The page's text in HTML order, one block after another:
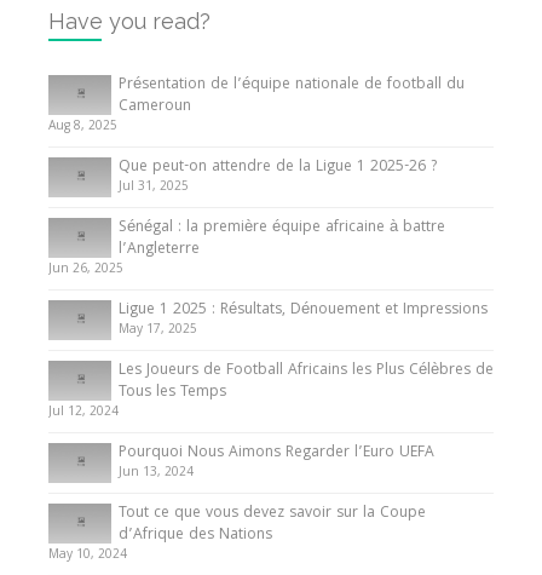
Internationales
Tout ce que vous devez savoir sur la Coupe
d’Afrique des Nations
10 May 2024
Internationales
Présentation de l’équipe nationale de football
du Cameroun
8 August 2025
Have you read?
Présentation de l’équipe nationale de football du
Cameroun
Aug 8, 2025
Que peut-on attendre de la Ligue 1 2025-26 ?
Jul 31, 2025
Sénégal : la première équipe africaine à battre
l’Angleterre
Jun 26, 2025
Ligue 1 2025 : Résultats, Dénouement et Impressions
May 17, 2025
Les Joueurs de Football Africains les Plus Célèbres de
Tous les Temps
Jul 12, 2024
Pourquoi Nous Aimons Regarder l’Euro UEFA
Jun 13, 2024
Tout ce que vous devez savoir sur la Coupe
d’Afrique des Nations
May 10, 2024